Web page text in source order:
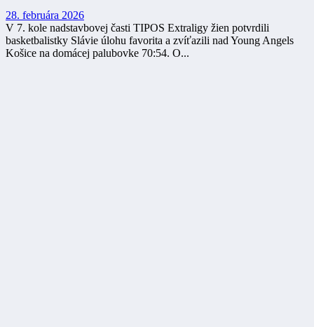
28. februára 2026
V 7. kole nadstavbovej časti TIPOS Extraligy žien potvrdili
basketbalistky Slávie úlohu favorita a zvíťazili nad Young Angels
Košice na domácej palubovke 70:54. O...